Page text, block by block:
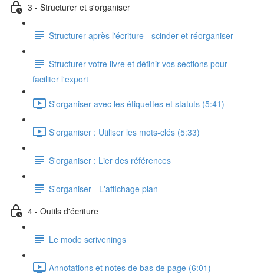
3 - Structurer et s'organiser
Structurer après l'écriture - scinder et réorganiser
Structurer votre livre et définir vos sections pour
faciliter l'export
S'organiser avec les étiquettes et statuts (5:41)
S'organiser : Utiliser les mots-clés (5:33)
S'organiser : Lier des références
S'organiser - L'affichage plan
4 - Outils d'écriture
Le mode scrivenings
Annotations et notes de bas de page (6:01)